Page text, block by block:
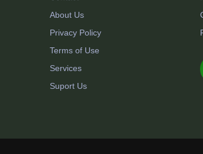
About Us
Privacy Policy
Terms of Use
Services
Suport Us